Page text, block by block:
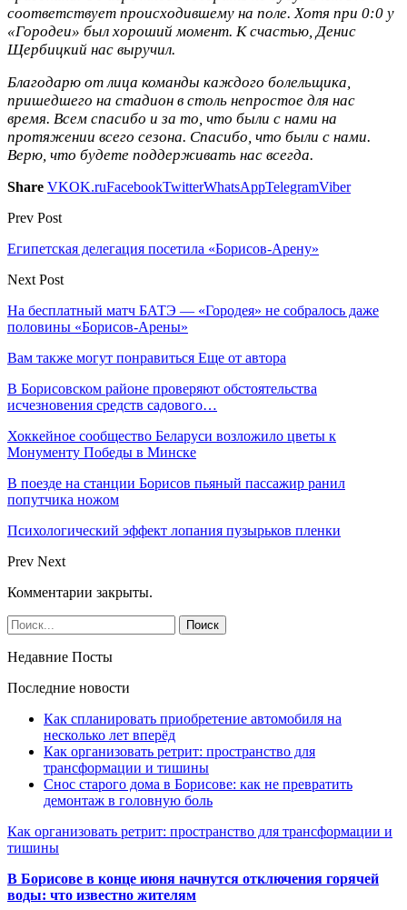
соответствует происходившему на поле. Хотя при 0:0 у
«Городеи» был хороший момент. К счастью, Денис
Щербицкий нас выручил.
Благодарю от лица команды каждого болельщика,
пришедшего на стадион в столь непростое для нас
время. Всем спасибо и за то, что были с нами на
протяжении всего сезона. Спасибо, что были с нами.
Верю, что будете поддерживать нас всегда.
Share VKOK.ruFacebookTwitterWhatsAppTelegramViber
Prev Post
Египетская делегация посетила «Борисов-Арену»
Next Post
На бесплатный матч БАТЭ — «Городея» не собралось даже
половины «Борисов-Арены»
Вам также могут понравиться Еще от автора
В Борисовском районе проверяют обстоятельства
исчезновения средств садового…
Хоккейное сообщество Беларуси возложило цветы к
Монументу Победы в Минске
В поезде на станции Борисов пьяный пассажир ранил
попутчика ножом
Психологический эффект лопания пузырьков пленки
Prev Next
Комментарии закрыты.
Недавние Посты
Последние новости
Как спланировать приобретение автомобиля на
несколько лет вперёд
Как организовать ретрит: пространство для
трансформации и тишины
Снос старого дома в Борисове: как не превратить
демонтаж в головную боль
Как организовать ретрит: пространство для трансформации и
тишины
В Борисове в конце июня начнутся отключения горячей
воды: что известно жителям